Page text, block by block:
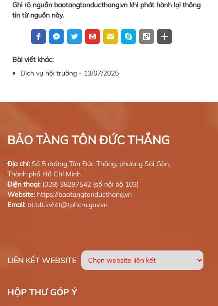
Ghi rõ nguồn baotangtonducthang.vn khi phát hành lại thông
tin từ nguồn này.
Bài viết khác:
Dịch vụ hội trường - 13/07/2025
BẢO TÀNG TÔN ĐỨC THẮNG
Địa chỉ: Số 5 đường Tôn Đức Thắng, phường Sài Gòn,
Thành phố Hồ Chí Minh
Điện thoại: (028) 38297542 (số nội bộ 103)
Website: https://baotangtonducthang.vn
Email: bt.tdt.svhtt@tphcm.gov.vn
LIÊN KẾT WEBSITE
HỘP THƯ GÓP Ý